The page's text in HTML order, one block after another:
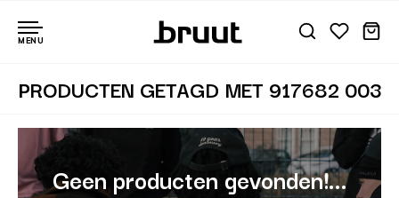
MENU
PRODUCTEN GETAGD MET 917682 003
Geen producten gevonden!...